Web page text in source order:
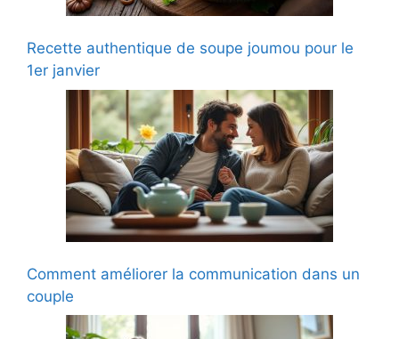
Recette authentique de soupe joumou pour le
1er janvier
Comment améliorer la communication dans un
couple